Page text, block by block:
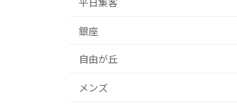
平日集客
銀座
自由が丘
メンズ